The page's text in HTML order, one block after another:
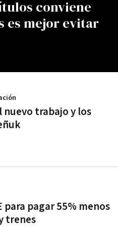
conviene
es mejor evitar
nuevo trabajo y los
para pagar 55% menos
trenes